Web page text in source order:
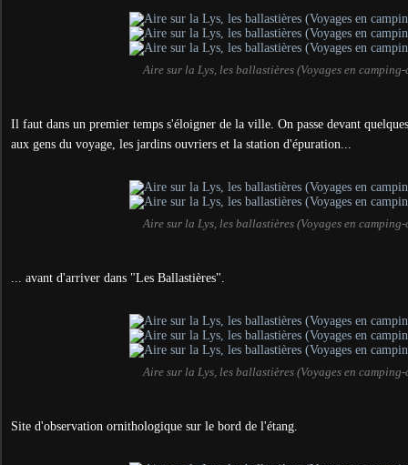
Aire sur la Lys, les ballastières (Voyages en
Il faut dans un premier temps s'éloigner de la ville. On passe devant
aux gens du voyage, les jardins ouvriers et la station d'épuration...
Aire sur la Lys, les ballastières (Voyages en
... avant d'arriver dans "Les Ballastières".
Aire sur la Lys, les ballastières (Voyages en
Site d'observation ornithologique sur le bord de l'étang.